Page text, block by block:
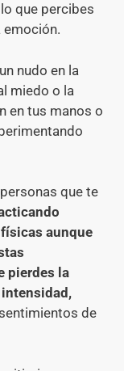
que percibes
emoción.
nudo en la
miedo o la
en tus manos o
que te
aunque
pierdes la
de